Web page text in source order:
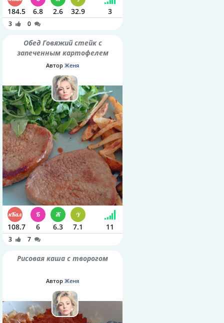
184.5 6.8 2.6 32.9 3
3 0
Обед Говяжий стейк с
запеченным картофелем
Автор Женя
108.7 6 6.3 7.1 11
3 7
Рисовая каша с творогом
Автор Женя